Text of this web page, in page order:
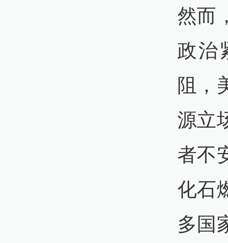
然而
政治
阻，
源立
者不
化石
多国